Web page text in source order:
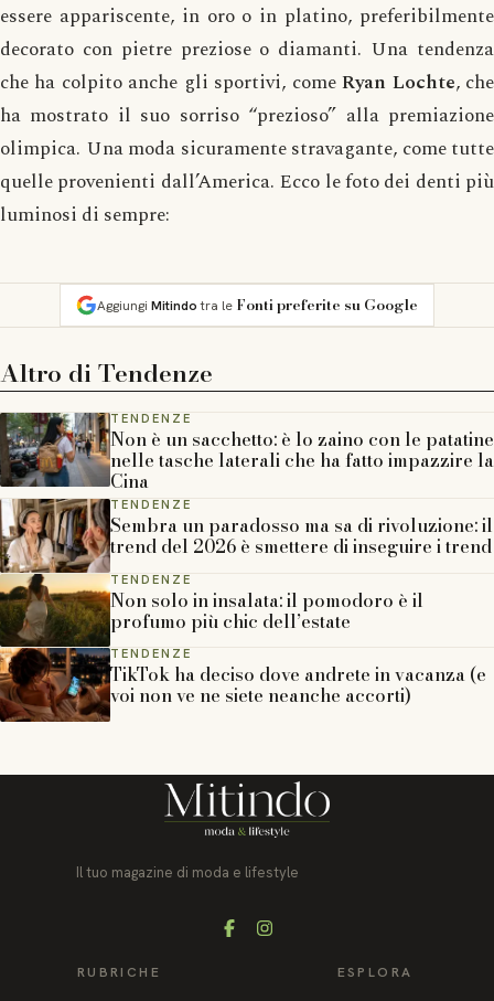
essere appariscente, in oro o in platino, preferibilmente
decorato con pietre preziose o diamanti. Una tendenza
che ha colpito anche gli sportivi, comeRyan Lochte, che
ha mostrato il suo sorriso “prezioso” alla premiazione
olimpica. Una moda sicuramente stravagante, come tutte
quelle provenienti dall’America. Ecco le foto dei denti più
luminosi di sempre:
Aggiungi Mitindotra le Fonti preferite su Google
Altro di Tendenze
TENDENZE
Non è un sacchetto: è lo zaino con le patatine
nelle tasche laterali che ha fatto impazzire la
Cina
TENDENZE
Sembra un paradosso ma sa di rivoluzione: il
trend del 2026 è smettere di inseguire i trend
TENDENZE
Non solo in insalata: il pomodoro è il
profumo più chic dell’estate
TENDENZE
TikTok ha deciso dove andrete in vacanza (e
voi non ve ne siete neanche accorti)
Il tuo magazine di moda e lifestyle
FacebookInstagram
RUBRICHE ESPLORA